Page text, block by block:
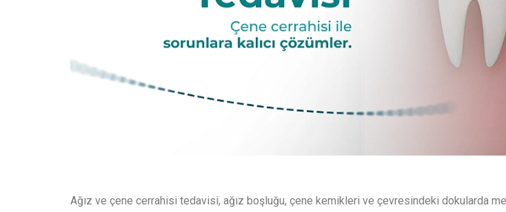
Ağız ve çene cerrahisi tedavisi, ağız boşluğu, çene kemikleri ve çevresindeki dokularda